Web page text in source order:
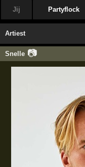
Jij Partyflock
Artiest
Snelle 📷